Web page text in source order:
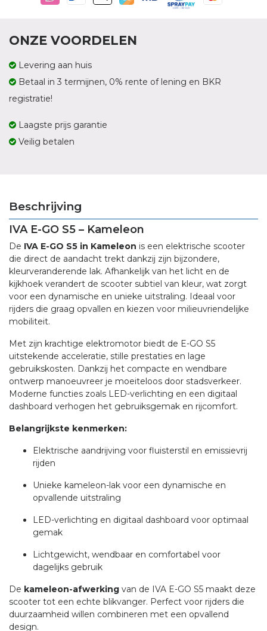
ONZE VOORDELEN
Levering aan huis
Betaal in 3 termijnen, 0% rente of lening en BKR
registratie!
Laagste prijs garantie
Veilig betalen
Beschrijving
IVA E-GO S5 – Kameleon
De IVA E-GO S5 in Kameleon is een elektrische scooter
die direct de aandacht trekt dankzij zijn bijzondere,
kleurveranderende lak. Afhankelijk van het licht en de
kijkhoek verandert de scooter subtiel van kleur, wat zorgt
voor een dynamische en unieke uitstraling. Ideaal voor
rijders die graag opvallen en kiezen voor milieuvriendelijke
mobiliteit.
Met zijn krachtige elektromotor biedt de E-GO S5
uitstekende acceleratie, stille prestaties en lage
gebruikskosten. Dankzij het compacte en wendbare
ontwerp manoeuvreer je moeiteloos door stadsverkeer.
Moderne functies zoals LED-verlichting en een digitaal
dashboard verhogen het gebruiksgemak en rijcomfort.
Belangrijkste kenmerken:
Elektrische aandrijving voor fluisterstil en emissievrij
rijden
Unieke kameleon-lak voor een dynamische en
opvallende uitstraling
LED-verlichting en digitaal dashboard voor optimaal
gemak
Lichtgewicht, wendbaar en comfortabel voor
dagelijks gebruik
De kameleon-afwerking van de IVA E-GO S5 maakt deze
scooter tot een echte blikvanger. Perfect voor rijders die
duurzaamheid willen combineren met een opvallend
design.